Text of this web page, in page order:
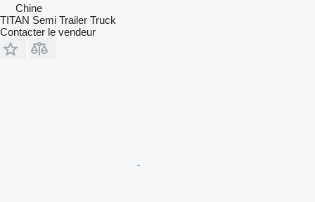
Chine
TITAN Semi Trailer Truck
Contacter le vendeur